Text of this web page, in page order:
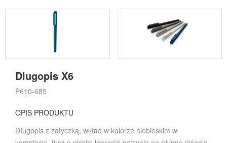
Dlugopis X6
P610-685
OPIS PRODUKTU
Długopis z zatyczką, wkład w kolorze niebieskim w